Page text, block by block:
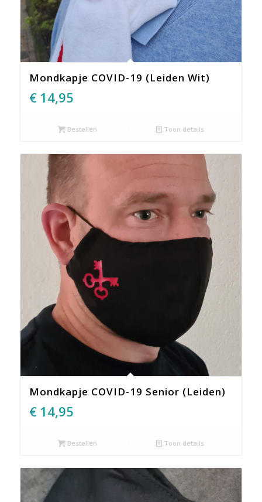
Mondkapje COVID-19 (Leiden Wit)
€ 14,95
Bestellen Toon details
Mondkapje COVID-19 Senior (Leiden)
€ 14,95
Bestellen Toon details